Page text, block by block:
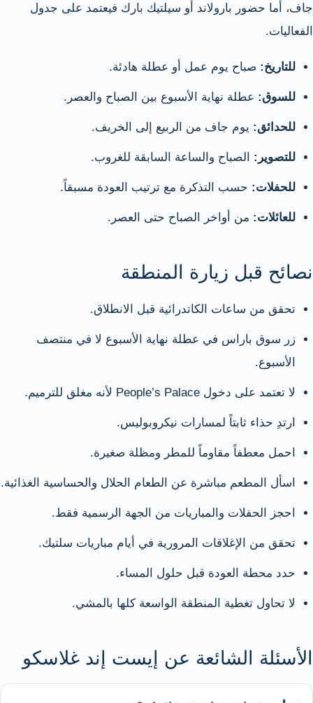
جاف، أما حضور بارولاند أو سيلتيك بارك فيعتمد على جدول
الفعاليات.
للتاريخ: صباح يوم عمل أو عطلة هادئة.
للسوق: عطلة نهاية الأسبوع بين الصباح والعصر.
للحدائق: يوم جاف من الربيع إلى الخريف.
للتصوير: الصباح والساعة السابقة للغروب.
للحفلات: حسب التذكرة مع ترتيب العودة مسبقاً.
للعائلات: من أواخر الصباح حتى العصر.
نصائح قبل زيارة المنطقة
تحقق من ساعات الكاتدرائية قبل الانطلاق.
زر سوق باراس في عطلة نهاية الأسبوع لا في منتصف
الأسبوع.
لا تعتمد على دخول People’s Palace لأنه مغلق للترميم.
ارتدِ حذاء ثابتاً لمسارات نيكروبوليس.
احمل معطفاً مقاوماً للمطر ومظلة صغيرة.
اسأل المطعم مباشرة عن الطعام الحلال والحساسية الغذائية.
احجز الحفلات والمباريات من الجهة الرسمية فقط.
تحقق من الإغلاقات المرورية في أيام مباريات سلتيك.
حدد محطة العودة قبل حلول المساء.
لا تحاول تغطية المنطقة الواسعة كلها بالمشي.
الأسئلة الشائعة عن إيست إند غلاسكو